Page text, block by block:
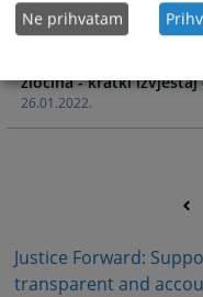
Justice Forward:
transparent and
26.01.2022.
Brošura projekta
zločina u BiH“ IPA 2019
/ Rezultati i učinci
zločina - kratki
Ne prihvatam